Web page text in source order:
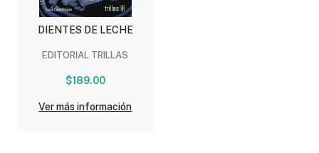
DIENTES DE LECHE
EDITORIAL TRILLAS
$189.00
Ver más información